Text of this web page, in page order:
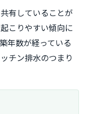
有していることが
こりやすい傾向に
年数が経っている
チン排水のつまり